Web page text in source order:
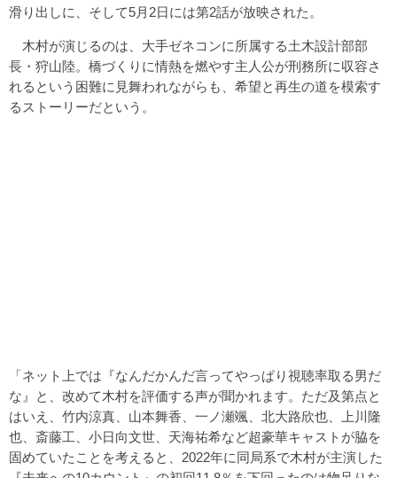
滑り出しに、そして5月2日には第2話が放映された。
木村が演じるのは、大手ゼネコンに所属する土木設計部部
長・狩山陸。橋づくりに情熱を燃やす主人公が刑務所に収容さ
れるという困難に見舞われながらも、希望と再生の道を模索す
るストーリーだという。
「ネット上では『なんだかんだ言ってやっぱり視聴率取る男だ
な』と、改めて木村を評価する声が聞かれます。ただ及第点と
はいえ、竹内涼真、山本舞香、一ノ瀬颯、北大路欣也、上川隆
也、斎藤工、小日向文世、天海祐希など超豪華キャストが脇を
固めていたことを考えると、2022年に同局系で木村が主演した